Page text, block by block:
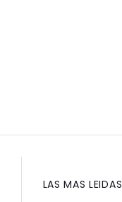
LAS MAS LEIDAS